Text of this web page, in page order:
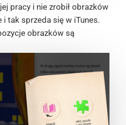
pracy i nie zrobił obrazków
i tak sprzeda się w iTunes.
obrazków są